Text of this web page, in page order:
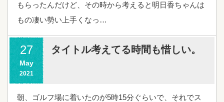
もらったんだけど、その時から考えると明日香ちゃんは
もの凄い勢い上手くなっ…
27
May
2021
タイトル考えてる時間も惜しい。
朝、ゴルフ場に着いたのが5時15分ぐらいで、それでス